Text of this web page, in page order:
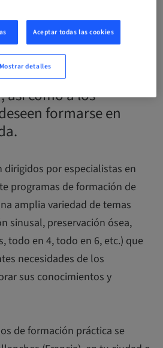
cursos de
dedicados
dentales
evolucionar su
mayor
así como a los
formarse en
dirigidos por especialistas en
programas de formación de
amplia variedad de temas
sinusal, preservación ósea,
todo en 4, todo en 6, etc.) que
necesidades de los
sus conocimientos y
de formación práctica se
Aceptar todas las cookies
Mostrar detalles